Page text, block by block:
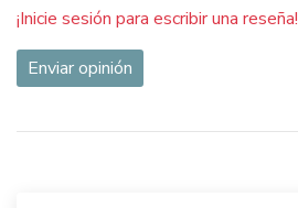
¡Inicie sesión para escribir una reseña!
Enviar opinión